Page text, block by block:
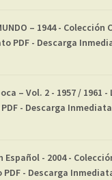
– 1944 -
PDF - Descarga
– Vol. 2 - 1957 / 1961 -
- Descarga Inmediata
Español - 2004 -
PDF - Descarga